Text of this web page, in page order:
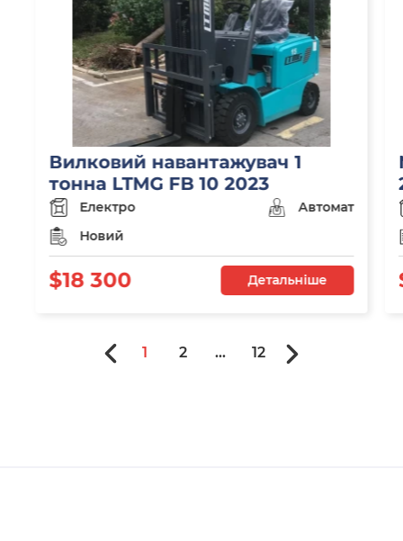
Вилковий навантажувач 1
тонна LTMG FB 10 2023
Електро
Автомат
Новий
$18 300 Детальніше
1 2 ... 12